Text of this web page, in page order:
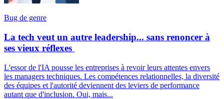
Bug de genre
La tech veut un autre leadership... sans renoncer à
ses vieux réflexes
L'essor de l'IA pousse les entreprises à revoir leurs attentes envers
les managers techniques. Les compétences relationnelles, la diversité
des équipes et l'autorité deviennent des leviers de performance
autant que d'inclusion. Oui, mais...